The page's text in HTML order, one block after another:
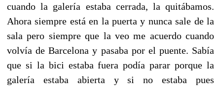
cuando la galería estaba cerrada, la quitábamos.
Ahora siempre está en la puerta y nunca sale de la
sala pero siempre que la veo me acuerdo cuando
volvía de Barcelona y pasaba por el puente. Sabía
que si la bici estaba fuera podía parar porque la
galería estaba abierta y si no estaba pues